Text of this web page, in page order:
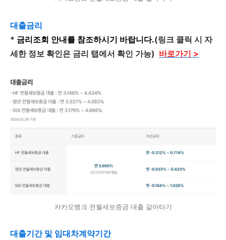
대출금리
* 금리조회 안내를 참조하시기 바랍니다.(링크 클릭 시 자
세한 정보 확인은 금리 탭에서 확인 가능) 바로가기 >
카카오뱅크 전월세보증금 대출 갈아타기
대출기간 및 임대차계약기간